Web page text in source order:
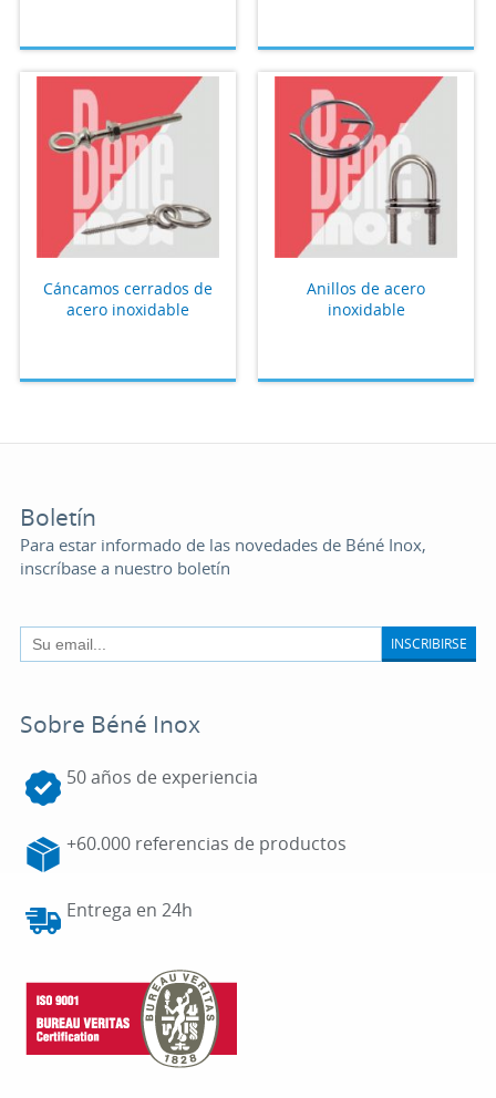
Cáncamos cerrados de
acero inoxidable
Anillos de acero
inoxidable
Boletín
Para estar informado de las novedades de Béné Inox,
inscríbase a nuestro boletín
INSCRIBIRSE
Sobre Béné Inox
50 años de experiencia
+60.000 referencias de productos
Entrega en 24h